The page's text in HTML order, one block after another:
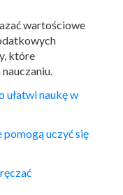
wartościowe
które
ułatwi naukę w
uczyć się